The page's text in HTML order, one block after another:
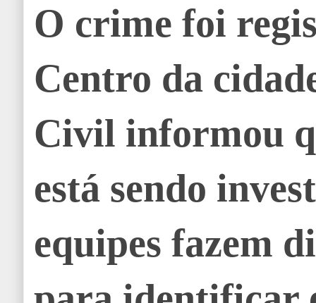
O crime foi
Centro da
Civil informou
está sendo
equipes fazem